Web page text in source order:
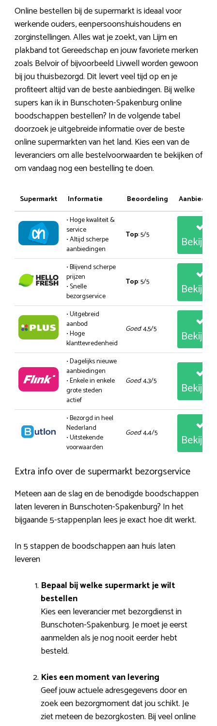
Online bestellen bij de supermarkt is ideaal voor
werkende ouders, eenpersoonshuishoudens en
zorginstellingen. Alles wat je zoekt, van Lijm en
plakband tot Gereedschap en jouw favoriete merken
zoals Belvoir of bijvoorbeeld Livwell worden gewoon
bij jou thuisbezorgd. Dit levert veel tijd op en je
profiteert altijd van de beste aanbiedingen. Bij welke
supers kan ik in Bunschoten-Spakenburg online
boodschappen bestellen? In de volgende tabel
doorzoek je uitgebreide informatie over de beste
online supermarkten van het land. Kies een van de
leveranciers om alle bestelvoorwaarden te bekijken of
om vandaag nog een bestelling te doen.
Supermarkt Informatie Beoordeling
• Hoge kwaliteit &
service
• Altijd scherpe
aanbiedingen
Top: 5/5
• Blijvend scherpe
prijzen
• Snelle
bezorgservice
Top: 5/5
• Uitgebreid
aanbod
• Hoge
klanttevredenheid
Goed: 4,5/5
• Dagelijks nieuwe
aanbiedingen
• Enkele in enkele
grote steden
actief
Goed: 4,3/5
• Bezorgd in heel
Nederland
• Uitstekende
voorwaarden
Goed: 4,4/5
Extra info over de supermarkt bezorgservice
Meteen aan de slag en de benodigde boodschappen
laten leveren in Bunschoten-Spakenburg? In het
bijgaande 5-stappenplan lees je exact hoe dit werkt.
In 5 stappen de boodschappen aan huis laten
leveren
Bepaal bij welke supermarkt je wilt
bestellen
Kies een leverancier met bezorgdienst in
Bunschoten-Spakenburg. Je moet je eerst
aanmelden als je nog nooit eerder hebt
besteld.
Kies een moment van levering
Geef jouw actuele adresgegevens door en
zoek een bezorgmoment dat jou schikt. Je
ziet meteen de bezorgkosten. Bij veel online